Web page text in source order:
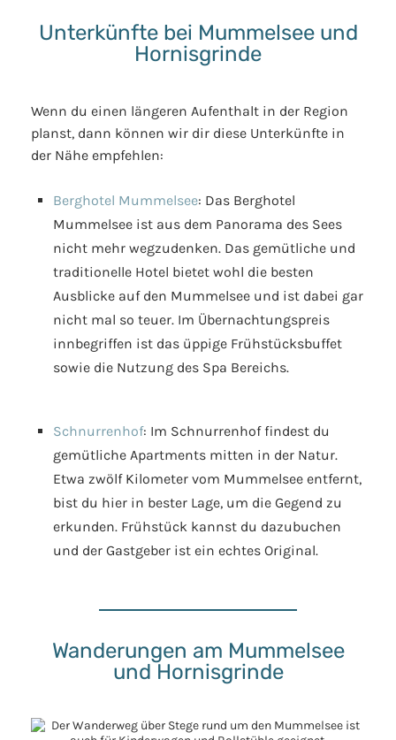
Unterkünfte bei Mummelsee und
Hornisgrinde
Wenn du einen längeren Aufenthalt in der Region
planst, dann können wir dir diese Unterkünfte in
der Nähe empfehlen:
Berghotel Mummelsee: Das Berghotel
Mummelsee ist aus dem Panorama des Sees
nicht mehr wegzudenken. Das gemütliche und
traditionelle Hotel bietet wohl die besten
Ausblicke auf den Mummelsee und ist dabei gar
nicht mal so teuer. Im Übernachtungspreis
innbegriffen ist das üppige Frühstücksbuffet
sowie die Nutzung des Spa Bereichs.
Schnurrenhof: Im Schnurrenhof findest du
gemütliche Apartments mitten in der Natur.
Etwa zwölf Kilometer vom Mummelsee entfernt,
bist du hier in bester Lage, um die Gegend zu
erkunden. Frühstück kannst du dazubuchen
und der Gastgeber ist ein echtes Original.
Wanderungen am Mummelsee
und Hornisgrinde